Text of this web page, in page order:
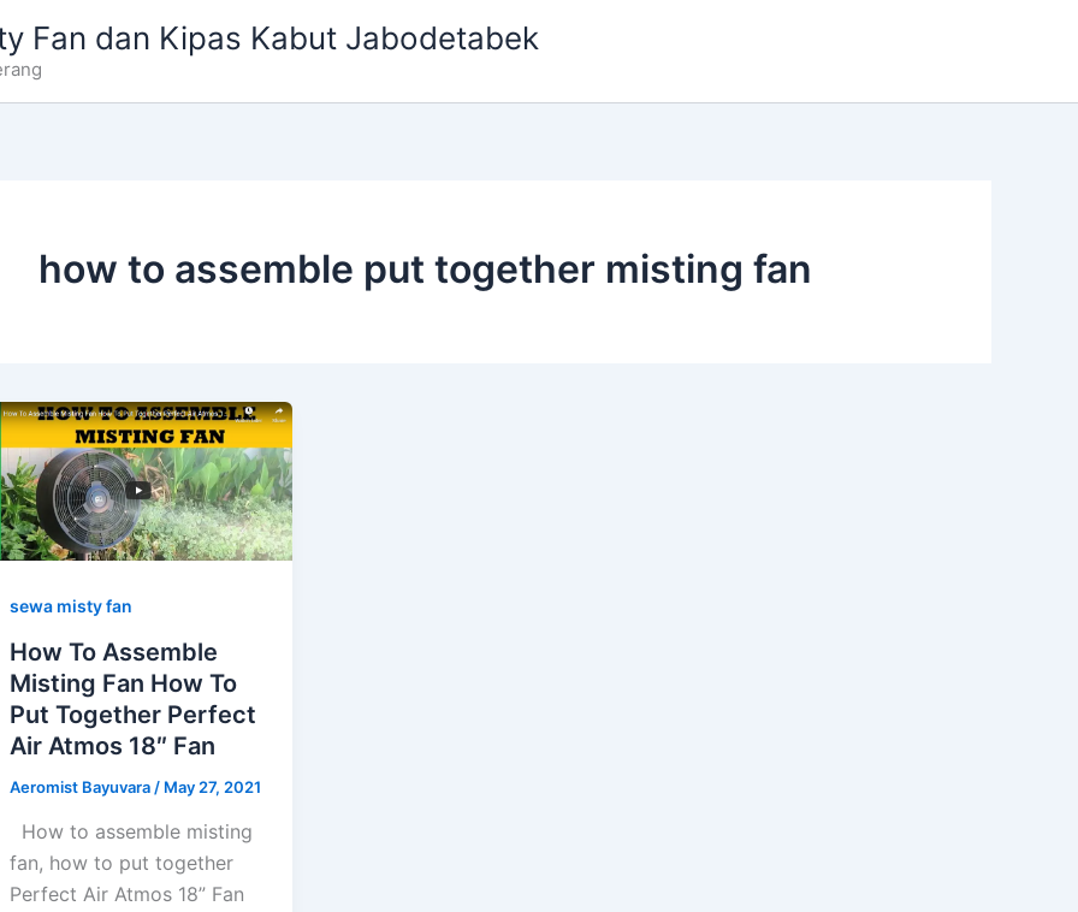
Fan dan Kipas Kabut Jabodetabek
how to assemble put together misting fan
sewa misty fan
How To Assemble
Misting Fan How To
Put Together Perfect
Air Atmos 18″ Fan
Aeromist Bayuvara / May 27, 2021
How to assemble misting
fan, how to put together
Perfect Air Atmos 18” Fan